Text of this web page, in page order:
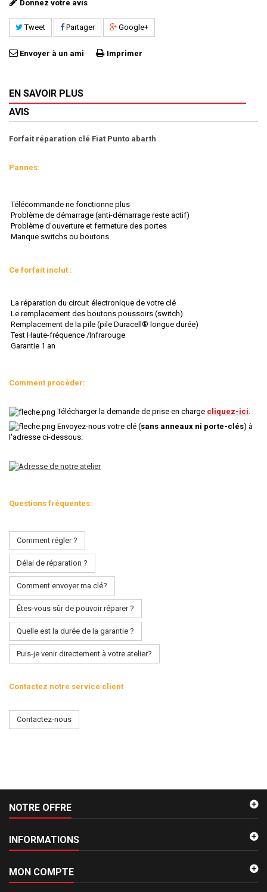
Donnez votre avis
Tweet Partager Google+
Envoyer à un ami Imprimer
EN SAVOIR PLUS
AVIS
Forfait réparation clé Fiat Punto abarth
Pannes:
Télécommande ne fonctionne plus
Problème de démarrage (anti-démarrage reste actif)
Problème d'ouverture et fermeture des portes
Manque switchs ou boutons
Ce forfait inclut :
La réparation du circuit électronique de votre clé
Le remplacement des boutons poussoirs (switch)
Remplacement de la pile (pile Duracell® longue durée)
Test Haute-fréquence /Infrarouge
Garantie 1 an
Comment procéder:
Télécharger la demande de prise en charge cliquez-ici.
Envoyez-nous votre clé (sans anneaux ni porte-clés) à
l'adresse ci-dessous:
Questions fréquentes:
Comment régler ?
Délai de réparation ?
Comment envoyer ma clé?
Êtes-vous sûr de pouvoir réparer ?
Quelle est la durée de la garantie ?
Puis-je venir directement à votre atelier?
Contactez notre service client
Contactez-nous
NOTRE OFFRE
INFORMATIONS
MON COMPTE